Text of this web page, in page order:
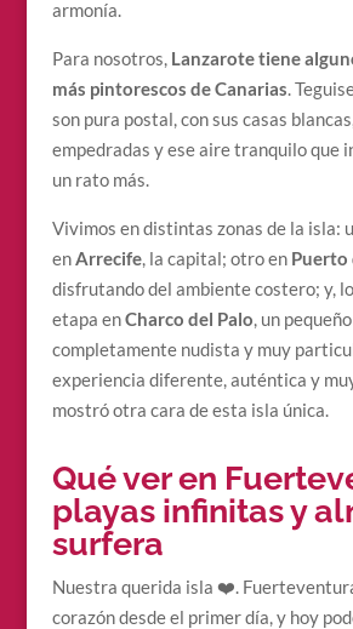
armonía.
Para nosotros, Lanzarote tiene
más pintorescos de Canarias.
son pura postal, con sus casas
empedradas y ese aire tranquilo que
un rato más.
Vivimos en distintas zonas de la isla:
enArrecife, la capital; otro en Puerto
disfrutando del ambiente costero; y,
etapa enCharco del Palo, un
completamente nudista y muy
experiencia diferente, auténtica y
mostró otra cara de esta isla única.
Qué ver en
playas infinitas y
surfera
Nuestra querida isla ❤️.
corazón desde el primer día, y hoy